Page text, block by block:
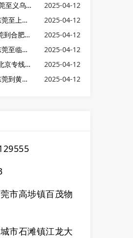
义乌货运物流
2025-04-12
货运公司
2025-04-12
货运专线
2025-04-12
运公司
2025-04-12
到北京货运
2025-04-12
货运公司
2025-04-12
市高埗镇百茂物
市石滩镇江龙大